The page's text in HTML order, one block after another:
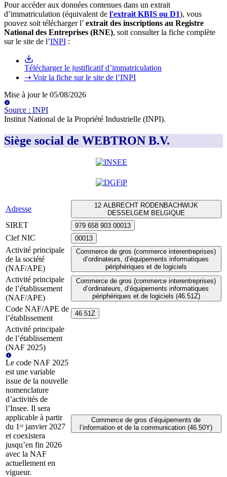
Pour accéder aux données contenues dans un extrait
d’immatriculation (équivalent de l'extrait KBIS ou D1), vous
pouvez soit télécharger l’ extrait des inscriptions au Registre
National des Entreprises (RNE), soit consulter la fiche complète
sur le site de l’INPI :
Télécharger le justificatif d’immatriculation
⇢ Voir la fiche sur le site de l’INPI
Mise à jour le 05/08/2026
Source : INPI
Institut National de la Propriété Industrielle (INPI).
Siège social de WEBTRON B.V.
Adresse
12 ALBRECHT RODENBACHWIJK
DESSELGEM BELGIQUE
SIRET 979 658 903 00013
Clef NIC 00013
Activité principale
de la société
(NAF/APE)
Commerce de gros (commerce interentreprises)
d’ordinateurs, d’équipements informatiques
périphériques et de logiciels
Activité principale
de l’établissement
(NAF/APE)
Commerce de gros (commerce interentreprises)
d’ordinateurs, d’équipements informatiques
périphériques et de logiciels (46.51Z)
Code NAF/APE de
l’établissement
46.51Z
Activité principale
de l’établissement
(NAF 2025)
Le code NAF 2025
est une variable
issue de la nouvelle
nomenclature
d’activités de
l’Insee. Il sera
applicable à partir
du 1ᵉʳ janvier 2027
et coexistera
jusqu’en fin 2026
avec la NAF
actuellement en
vigueur.
Commerce de gros d’équipements de
l’information et de la communication (46.50Y)